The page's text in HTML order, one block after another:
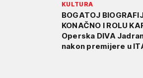
KULTURA
BOGATOJ
KONAČNO I ROLU
Operska DIVA
nakon premijere u